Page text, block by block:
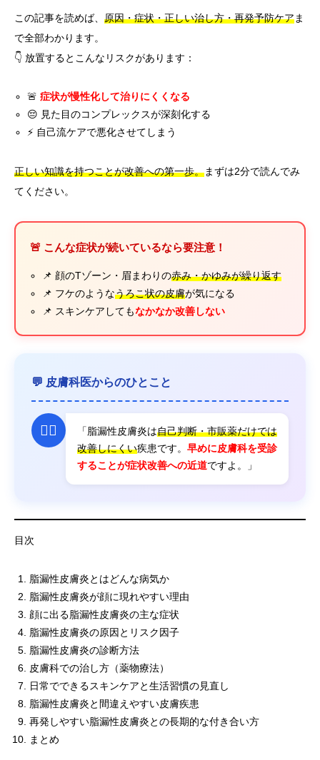
この記事を読めば、 原因・症状・正しい治し方・再発予防ケアま
で全部わかります。
👇 放置するとこんなリスクがあります：
🚨症状が慢性化して治りにくくなる
😔 見た目のコンプレックスが深刻化する
⚡ 自己流ケアで悪化させてしまう
正しい知識を持つことが改善への第一歩。まずは2分で読んでみ
てください。
🚨 こんな症状が続いているなら要注意！
📌 顔のTゾーン・眉まわりの赤み・かゆみが繰り返す
📌 フケのようなうろこ状の皮膚が気になる
📌 スキンケアしてもなかなか改善しない
💬 皮膚科医からのひとこと
👨‍⚕️ 「脂漏性皮膚炎は自己判断・市販薬だけでは
改善しにくい疾患です。 早めに皮膚科を受診
することが症状改善への近道ですよ。」
目次
脂漏性皮膚炎とはどんな病気か
脂漏性皮膚炎が顔に現れやすい理由
顔に出る脂漏性皮膚炎の主な症状
脂漏性皮膚炎の原因とリスク因子
脂漏性皮膚炎の診断方法
皮膚科での治し方（薬物療法）
日常でできるスキンケアと生活習慣の見直し
脂漏性皮膚炎と間違えやすい皮膚疾患
再発しやすい脂漏性皮膚炎との長期的な付き合い方
まとめ